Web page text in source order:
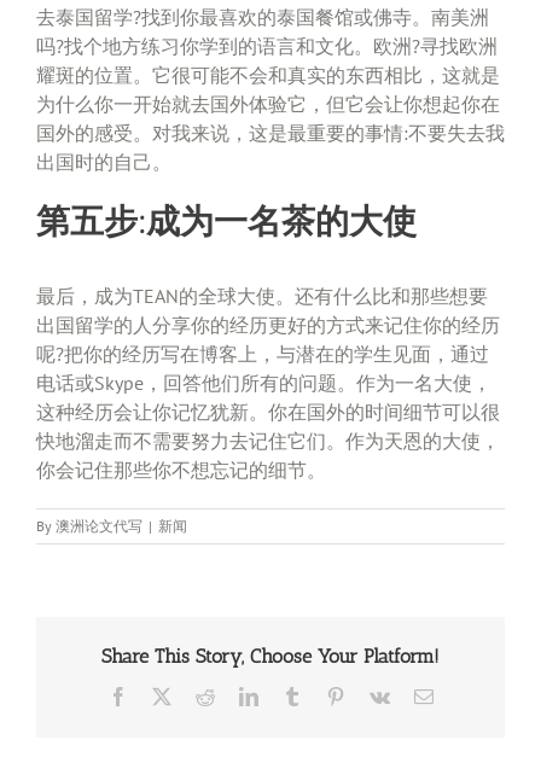
去泰国留学?找到你最喜欢的泰国餐馆或佛寺。南美洲
吗?找个地方练习你学到的语言和文化。欧洲?寻找欧洲
耀斑的位置。它很可能不会和真实的东西相比，这就是
为什么你一开始就去国外体验它，但它会让你想起你在
国外的感受。对我来说，这是最重要的事情:不要失去我
出国时的自己。
第五步:成为一名茶的大使
最后，成为TEAN的全球大使。还有什么比和那些想要
出国留学的人分享你的经历更好的方式来记住你的经历
呢?把你的经历写在博客上，与潜在的学生见面，通过
电话或Skype，回答他们所有的问题。作为一名大使，
这种经历会让你记忆犹新。你在国外的时间细节可以很
快地溜走而不需要努力去记住它们。作为天恩的大使，
你会记住那些你不想忘记的细节。
By 澳洲论文代写 | 新闻
Share This Story, Choose Your Platform!
Facebook RedditLinkedInTumblr Pinterest
Vk Email